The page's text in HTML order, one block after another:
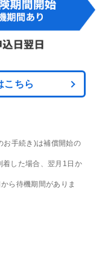
こちら
お手続き)は補償開始の
した場合、翌月1日か
ら待機期間がありま